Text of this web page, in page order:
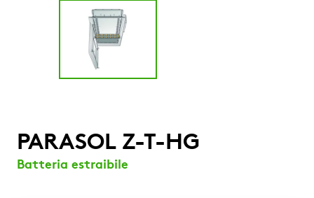
PARASOL Z-T-HG
Batteria estraibile